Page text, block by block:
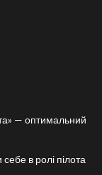
— оптимальний
в ролі пілота